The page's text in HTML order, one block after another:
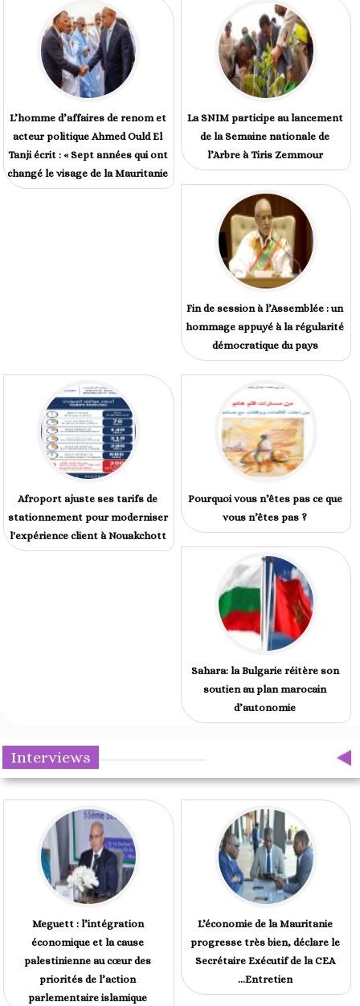
L’homme d’affaires de renom et
acteur politique Ahmed Ould El
Tanji écrit : « Sept années qui ont
changé le visage de la Mauritanie
La SNIM participe au lancement
de la Semaine nationale de
l’Arbre à Tiris Zemmour
Fin de session à l’Assemblée : un
hommage appuyé à la régularité
démocratique du pays
Afroport ajuste ses tarifs de
stationnement pour moderniser
l'expérience client à Nouakchott
Pourquoi vous n’êtes pas ce que
vous n’êtes pas ?
Sahara: la Bulgarie réitère son
soutien au plan marocain
d’autonomie
Interviews
Meguett : l’intégration
économique et la cause
palestinienne au cœur des
priorités de l’action
parlementaire islamique
L’économie de la Mauritanie
progresse très bien, déclare le
Secrétaire Exécutif de la CEA
...Entretien